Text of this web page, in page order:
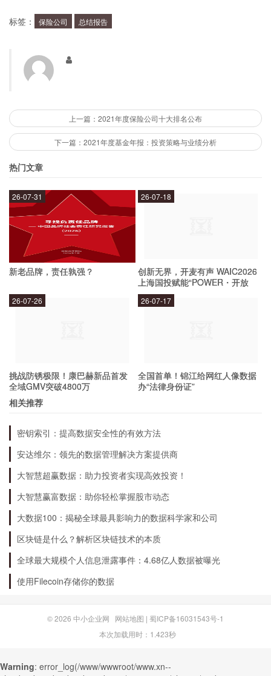
出了多款创新产品，如“健康险+理财”、“爱心
2021年度保险公司综合总结报告存在哪些问题？
尽管保险公司在2021年度表现不俗，但也存在一
些问题：
1. 保险公司整体规模较小。相对于国际上的保险
公司，国内保险公司整体规模还比较小，难以与国
际保险公司竞争。
2. 保险公司的产品同质化较严重。目前，国内保
险市场上的产品同质化问题较为严重，保险公司需
要更多的创新来提高产品差异化。
3. 保险公司的服务水平有待提高。保险公司在服
务方面还存在一些问题，如理赔速度慢、客户服务
什么？
2021年度保险公司综合总结报告认为，未来保险
行业将继续保持较快的增长。随着人们对风险保障
意识的提高，保险需求将继续增加。同时，保险公
司也将继续加大创新力度，推出更多符合市场需求
的产品。但同时，保险公司也需要面对市场竞争加
剧、监管政策不断变化等挑战，需要不断提高自身
实力和服务水平，才能在激烈的市场竞争中立于不
败之地。
标签： 保险公司 总结报告
上一篇：2021年度保险公司十大排名公布
下一篇：2021年度基金年报：投资策略与业绩分析
热门文章
新老品牌，责任孰强？
26-07-31
创新无界，开麦有声 WAIC2026
上海国投赋能“POWER・开放
麦”专场成功举办
26-07-18
挑战防锈极限！康巴赫新品首发
全域GMV突破4800万
26-07-26
全国首单！锦江给网红人像数据
办“法律身份证”
26-07-17
相关推荐
密钥索引：提高数据安全性的有效方法
安达维尔：领先的数据管理解决方案提供商
大智慧超赢数据：助力投资者实现高效投资！
大智慧赢富数据：助你轻松掌握股市动态
大数据100：揭秘全球最具影响力的数据科学家和公司
区块链是什么？解析区块链技术的本质
全球最大规模个人信息泄露事件：4.68亿人数据被曝光
使用Filecoin存储你的数据
© 2026 中小企业网 网站地图 | 蜀ICP备16031543号-1
本次加载用时：1.423秒
Warning: error_log(/www/wwwroot/www.xn--